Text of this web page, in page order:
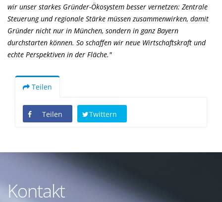
wir unser starkes Gründer-Ökosystem besser vernetzen: Zentrale
Steuerung und regionale Stärke müssen zusammenwirken, damit
Gründer nicht nur in München, sondern in ganz Bayern
durchstarten können. So schaffen wir neue Wirtschaftskraft und
echte Perspektiven in der Fläche."
Teilen
Teilen Twittern
Kontakt